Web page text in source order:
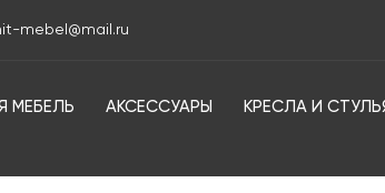
mebel@mail.ru
МЕБЕЛЬ АКСЕССУАРЫ КРЕСЛА И